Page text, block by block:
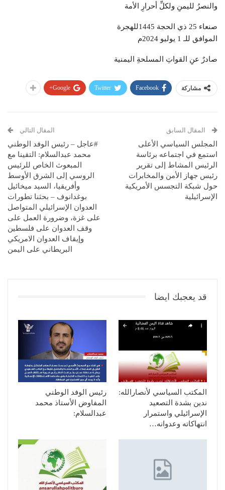
والنصرُ لليمنِ ولكلِّ أحرارِ الأمة
صنعاء 25 ذي الحجة 1445للهجرة
الموافق للـ 1 يوليو 2024م
صادرٌ عنِ القواتِ المسلحةِ اليمنية
مشاركة Facebook
Twitter
Google+
المقال السابق
المجلس السياسي الأعلى
استمع في اجتماعه برئاسة
الرئيس المشاط إلى تقرير
رئيس جهاز الأمن والمخابرات
حول شبكة التجسس الأمريكية
الإسرائيلية
المقال التالي
#عاجل – رئيس الوفد الوطني
محمد عبدالسلام: التقينا مع
المبعوث الخاص للرئيس
الروسي إلى الشرق الأوسط
وأفريقيا، السيد ميخائيل
بوغدانوف – بحثنا تطورات
العدوان الإسرائيلي المتواصل
على غزة، وضرورة العمل على
وقف العدوان على فلسطين
وإيقاف العدوان الامريكي
البريطاني على اليمن
قد يعجبك ايضا
المكتب السياسي لأنصارالله:
ندين بشدة التصعيد
الإسرائيلي واستمرار
انتهاكاته وعدوانه…
رئيس الوفد الوطني
المفاوض الأستاذ محمد
عبدالسلام: